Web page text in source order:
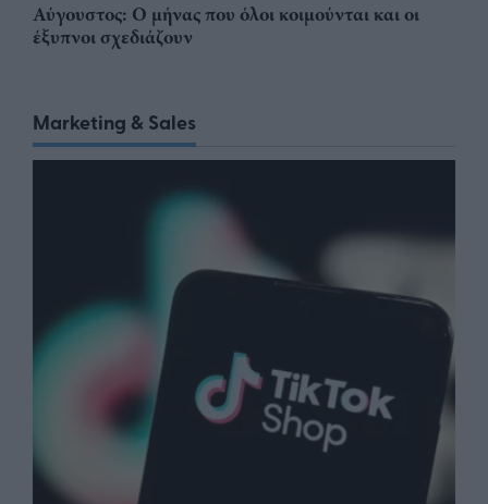
Αύγουστος: Ο μήνας που όλοι κοιμούνται και οι
έξυπνοι σχεδιάζουν
Marketing & Sales